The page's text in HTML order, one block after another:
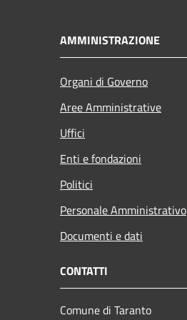
AMMINISTRAZIONE
Organi di Governo
Aree Amministrative
Uffici
Enti e fondazioni
Politici
Personale Amministrativo
Documenti e dati
CONTATTI
Comune di Taranto